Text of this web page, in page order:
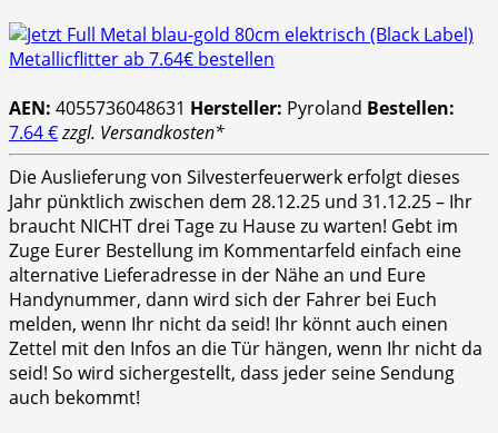
AEN: 4055736048631 Hersteller: Pyroland Bestellen:
7.64 €zzgl. Versandkosten*
Die Auslieferung von Silvesterfeuerwerk erfolgt dieses
Jahr pünktlich zwischen dem 28.12.25 und 31.12.25 – Ihr
braucht NICHT drei Tage zu Hause zu warten! Gebt im
Zuge Eurer Bestellung im Kommentarfeld einfach eine
alternative Lieferadresse in der Nähe an und Eure
Handynummer, dann wird sich der Fahrer bei Euch
melden, wenn Ihr nicht da seid! Ihr könnt auch einen
Zettel mit den Infos an die Tür hängen, wenn Ihr nicht da
seid! So wird sichergestellt, dass jeder seine Sendung
auch bekommt!